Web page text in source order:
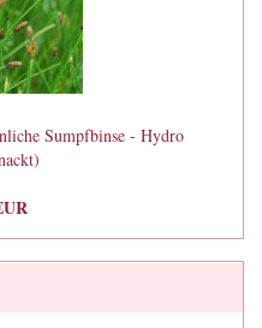
Sumpfbinse - Hydro